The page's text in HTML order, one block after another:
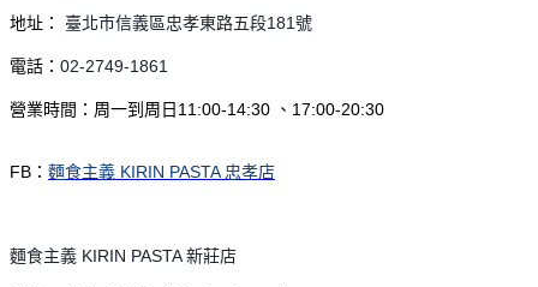
地址： 臺北市信義區忠孝東路五段181號
電話： 02-2749-1861
營業時間：周一到周日11:00-14:30 、17:00-20:30
FB： 麵食主義 KIRIN PASTA 忠孝店
麵食主義 KIRIN PASTA 新莊店